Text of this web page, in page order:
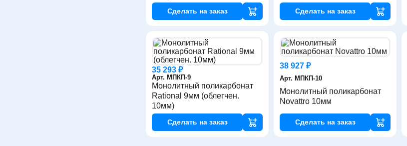
Сделать на заказ Сделать на заказ
35 293 ₽
Арт. МПКП-9
Монолитный поликарбонат
Rational 9мм (облегчен.
10мм)
Сделать на заказ
38 927 ₽
Арт. МПКП-10
Монолитный поликарбонат
Novattro 10мм
Сделать на заказ